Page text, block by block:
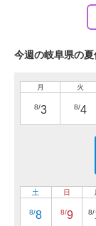
今週の岐阜県の
月
8/3
火
8/4
土
8/8
日
8/9 8/